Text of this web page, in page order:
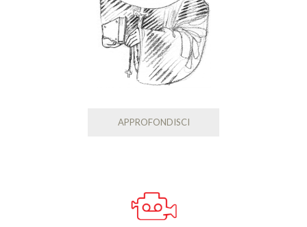
APPROFONDISCI